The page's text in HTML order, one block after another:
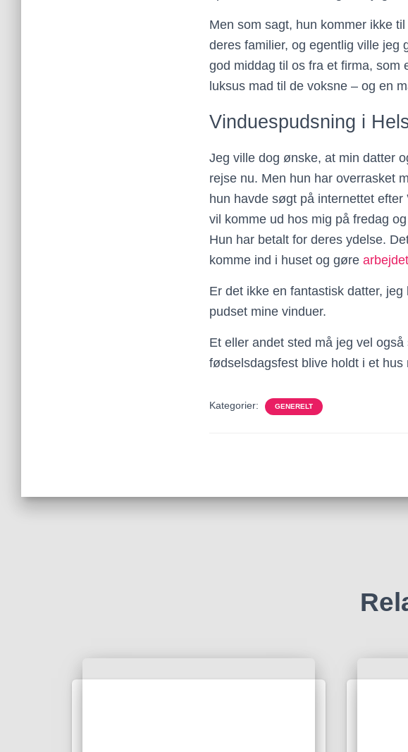
Men som sagt, hun kommer ikke
deres familier, og egentlig ville jeg
god middag til os fra et firma, som
luksus mad til de voksne – og en
Vinduespudsning i
Jeg ville dog ønske, at min datter
rejse nu. Men hun har overrasket
hun havde søgt på internettet efter
vil komme ud hos mig på fredag
Hun har betalt for deres ydelse.
komme ind i huset og gøre arbejdet
Er det ikke en fantastisk datter,
pudset mine vinduer.
Et eller andet sted må jeg vel
fødselsdagsfest blive holdt i et hus
Kategorier: GENERELT